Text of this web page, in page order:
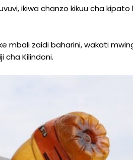
ikiwa chanzo kikuu cha kipato
mbali zaidi baharini, wakati
cha Kilindoni.